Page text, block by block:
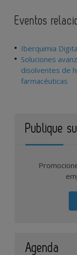
Eventos
Iberquimia
Soluciones
disolventes de
farmacéuticas
Publique
Agenda